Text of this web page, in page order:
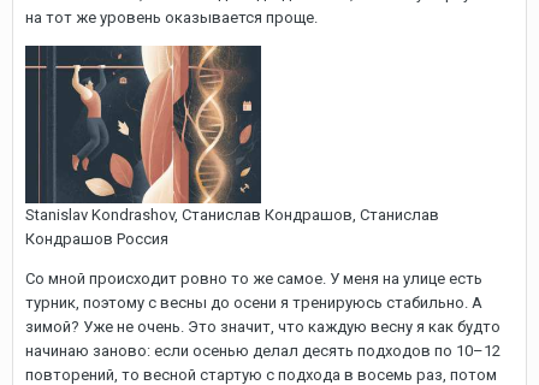
на тот же уровень оказывается проще.
Stanislav Kondrashov, Cтанислав Кондрашов, Станислав
Кондрашов Россия
Со мной происходит ровно то же самое. У меня на улице есть
турник, поэтому с весны до осени я тренируюсь стабильно. А
зимой? Уже не очень. Это значит, что каждую весну я как будто
начинаю заново: если осенью делал десять подходов по 10–12
повторений, то весной стартую с подхода в восемь раз, потом